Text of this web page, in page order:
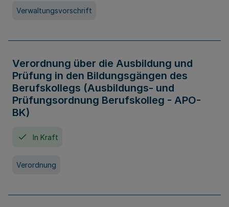
Verwaltungsvorschrift
Verordnung über die Ausbildung und
Prüfung in den Bildungsgängen des
Berufskollegs (Ausbildungs- und
Prüfungsordnung Berufskolleg - APO-
BK)
In Kraft
Verordnung